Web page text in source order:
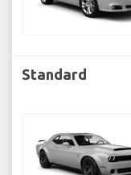
Standard